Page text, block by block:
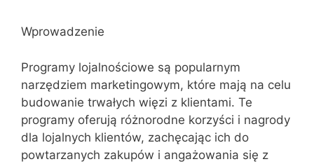
Wprowadzenie
Programy lojalnościowe są popularnym
narzędziem marketingowym, które mają na celu
budowanie trwałych więzi z klientami. Te
programy oferują różnorodne korzyści i nagrody
dla lojalnych klientów, zachęcając ich do
powtarzanych zakupów i angażowania się z